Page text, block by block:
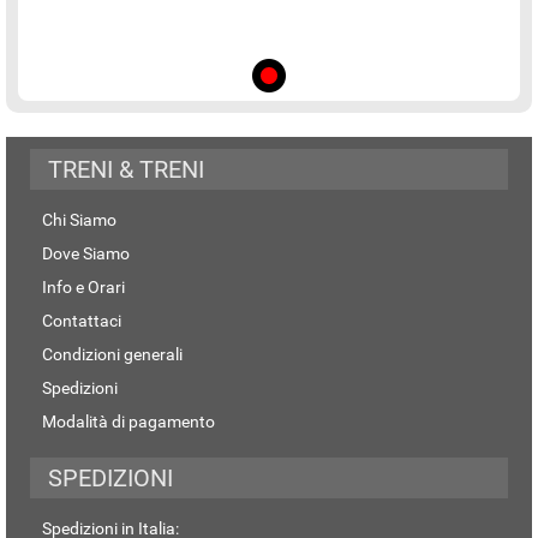
TRENI & TRENI
Chi Siamo
Dove Siamo
Info e Orari
Contattaci
Condizioni generali
Spedizioni
Modalità di pagamento
SPEDIZIONI
Spedizioni in Italia: